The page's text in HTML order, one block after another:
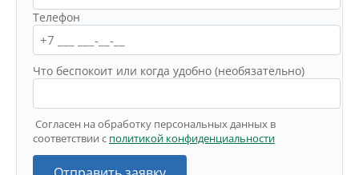
Телефон
Что беспокоит или когда удобно (необязательно)
Согласен на обработку персональных данных в
соответствии с политикой конфиденциальности